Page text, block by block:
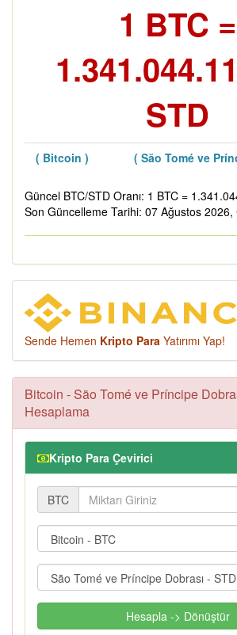
1 BTC =
STD
( Bitcoin ) ( São Tomé ve
Güncel BTC/STD Oranı: 1 BTC =
Son Güncelleme Tarihi: 07 Ağustos 2026,
Sende Hemen Kripto Para Yatırımı Yap!
Bitcoin - São Tomé ve Príncipe
Hesaplama
Kripto Para Çevirici
BTC
Hesapla -> Dönüştür